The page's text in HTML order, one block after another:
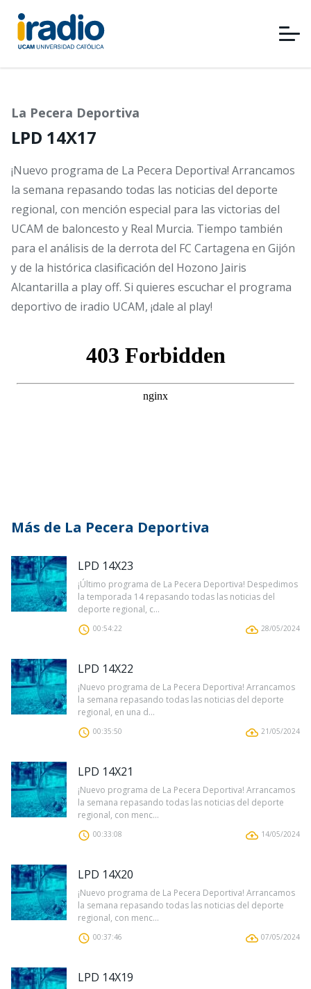
Pasar
contenido
principal
La Pecera Deportiva
LPD 14X17
¡Nuevo programa de La Pecera Deportiva! Arrancamos
la semana repasando todas las noticias del deporte
regional, con mención especial para las victorias del
UCAM de baloncesto y Real Murcia. Tiempo también
para el análisis de la derrota del FC Cartagena en Gijón
y de la histórica clasificación del Hozono Jairis
Alcantarilla a play off. Si quieres escuchar el programa
deportivo de iradio UCAM, ¡dale al play!
Más de La Pecera Deportiva
LPD 14X23
¡Último programa de La Pecera Deportiva! Despedimos
la temporada 14 repasando todas las noticias del
deporte regional, c...
00:54:22 28/05/2024
LPD 14X22
¡Nuevo programa de La Pecera Deportiva! Arrancamos
la semana repasando todas las noticias del deporte
regional, en una d...
00:35:50 21/05/2024
LPD 14X21
¡Nuevo programa de La Pecera Deportiva! Arrancamos
la semana repasando todas las noticias del deporte
regional, con menc...
00:33:08 14/05/2024
LPD 14X20
¡Nuevo programa de La Pecera Deportiva! Arrancamos
la semana repasando todas las noticias del deporte
regional, con menc...
00:37:46 07/05/2024
LPD 14X19